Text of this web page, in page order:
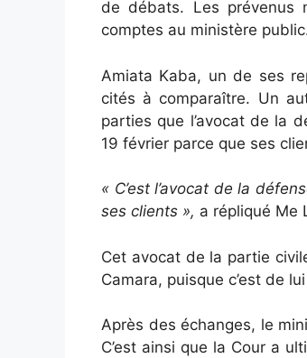
de débats. Les prévenus
comptes au ministère
Amiata Kaba, un de ses
cités à comparaître. Un
parties que l’avocat de la
19 février parce que ses
« C’est l’avocat de la
ses clients », a répliqué Me
Cet avocat de la partie
Camara, puisque c’est de
Après des échanges, le
C’est ainsi que la Cour a